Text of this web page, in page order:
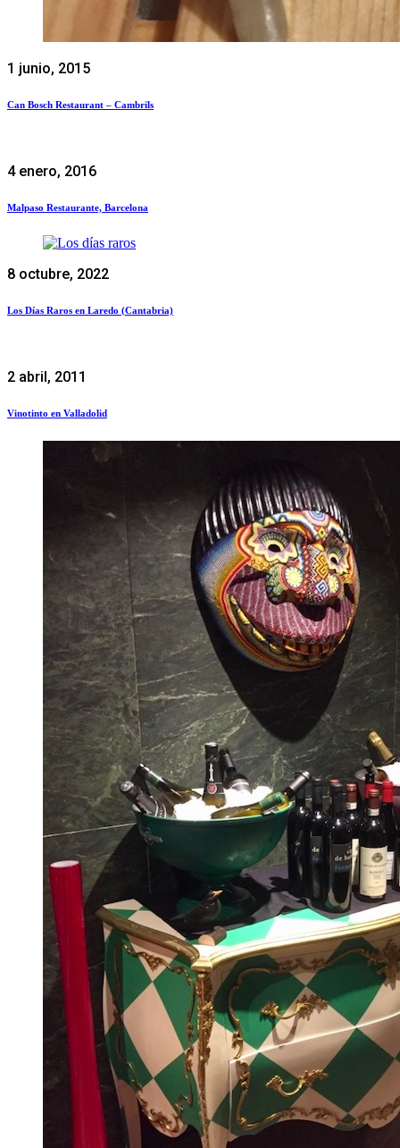
1 junio, 2015
Can Bosch Restaurant – Cambrils
4 enero, 2016
Malpaso Restaurante, Barcelona
8 octubre, 2022
Los Días Raros en Laredo (Cantabria)
2 abril, 2011
Vinotinto en Valladolid